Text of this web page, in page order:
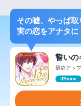
その嘘、やっぱ
実の恋をアナタに
誓いの
最終アッ
iPhone